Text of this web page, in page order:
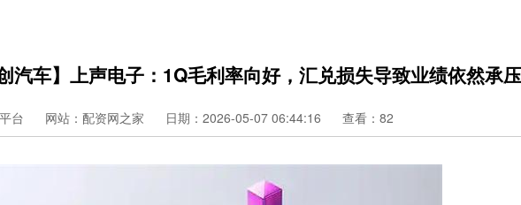
汽车】上声电子：1Q毛利率向好，汇兑损失导致业绩依然承压
台 网站：配资网之家 日期：2026-05-07 06:44:16 查看：82